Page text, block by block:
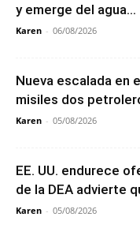
y emerge del agua...
Karen - 06/08/2026
Nueva escalada en
misiles dos
Karen - 05/08/2026
EE. UU. endurece
de la DEA advierte
Karen - 05/08/2026